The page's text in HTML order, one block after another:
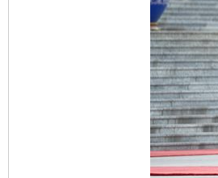
在谋一域中谋全局